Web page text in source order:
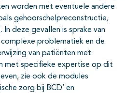
worden met eventuele andere
gehoorschelpreconstructie,
deze gevallen is sprake van
problematiek en de
van patiënten met
met specifieke expertise op dit
zie ook de modules
zorg bij BCD’ en